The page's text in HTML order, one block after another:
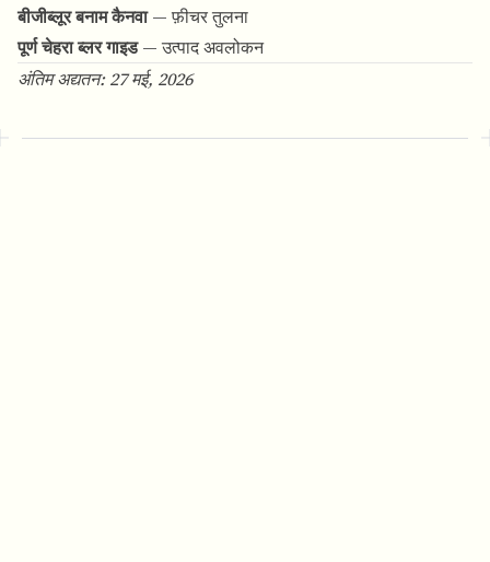
बीजीब्लूर बनाम कैनवा— फ़ीचर तुलना
पूर्ण चेहरा ब्लर गाइड— उत्पाद अवलोकन
अंतिम अद्यतन: 27 मई, 2026